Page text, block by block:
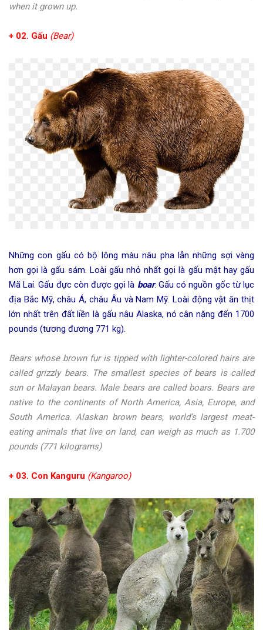
when it grown up.
+ 02. Gấu (Bear)
Những con gấu có bộ lông màu nâu pha lẫn những sợi vàng
hơn gọi là gấu sám. Loài gấu nhỏ nhất gọi là gấu mật hay gấu
Mã Lai. Gấu đực còn được gọi là boar. Gấu có nguồn gốc từ lục
địa Bắc Mỹ, châu Á, châu Âu và Nam Mỹ. Loài động vật ăn thịt
lớn nhất trên đất liền là gấu nâu Alaska, nó cân nặng đến 1700
pounds (tương đương 771 kg).
Bears whose brown fur is tipped with lighter-colored hairs are
called grizzly bears. The smallest species of bears is called
sun or Malayan bears. Male bears are called boars. Bears are
native to the continents of North America, Asia, Europe, and
South America. Alaskan brown bears, world’s largest meat-
eating animals that live on land, can weigh as much as 1.700
pounds (771 kilograms)
+ 03. Con Kanguru (Kangaroo)